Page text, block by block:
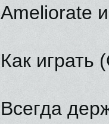
Ameliorate
Как играть
Всегда